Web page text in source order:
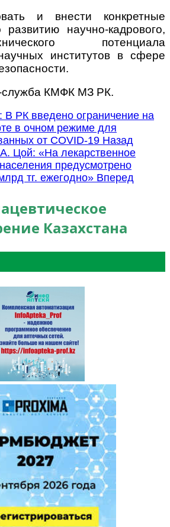
и внести конкретные
научно-кадрового,
потенциала
институтов в сфере
служба КМФК МЗ РК.
РК введено ограничение на
в очном режиме для
от COVID-19 Назад
Цой: «На лекарственное
предусмотрено
тг. ежегодно» Вперед
Казахстана